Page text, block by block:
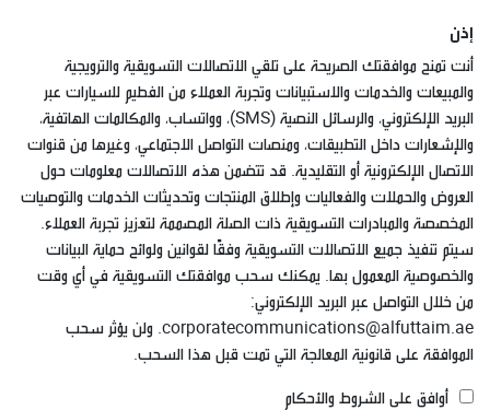
إذن
أنت تمنح موافقتك الصريحة على تلقي الاتصالات التسويقية والترويجية
والمبيعات والخدمات والاستبيانات وتجربة العملاء من الفطيم للسيارات عبر
البريد الإلكتروني، والرسائل النصية (SMS)، وواتساب، والمكالمات الهاتفية،
والإشعارات داخل التطبيقات، ومنصات التواصل الاجتماعي، وغيرها من قنوات
الاتصال الإلكترونية أو التقليدية. قد تتضمن هذه الاتصالات معلومات حول
العروض والحملات والفعاليات وإطلاق المنتجات وتحديثات الخدمات والتوصيات
المخصصة والمبادرات التسويقية ذات الصلة المصممة لتعزيز تجربة العملاء.
سيتم تنفيذ جميع الاتصالات التسويقية وفقًا لقوانين ولوائح حماية البيانات
والخصوصية المعمول بها. يمكنك سحب موافقتك التسويقية في أي وقت
من خلال التواصل عبر البريد الإلكتروني:
corporatecommunications@alfuttaim.ae. ولن يؤثر سحب
الموافقة على قانونية المعالجة التي تمت قبل هذا السحب.
أوافق على الشروط والأحكام